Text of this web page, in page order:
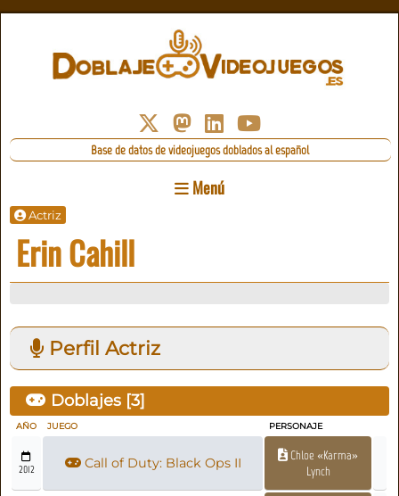
Base de datos de videojuegos doblados al español
Menú
Actriz
Erin Cahill
Perfil Actriz
Doblajes [3]
AÑO JUEGO PERSONAJE
2012 Call of Duty: Black Ops II
Chloe «Karma»
Lynch